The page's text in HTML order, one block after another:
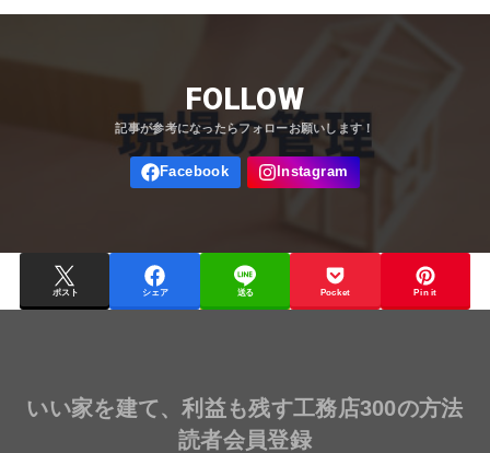
FOLLOW
ポスト シェア 送る Pocket Pin it
いい家を建て、利益も残す工務店300の方法
読者会員登録